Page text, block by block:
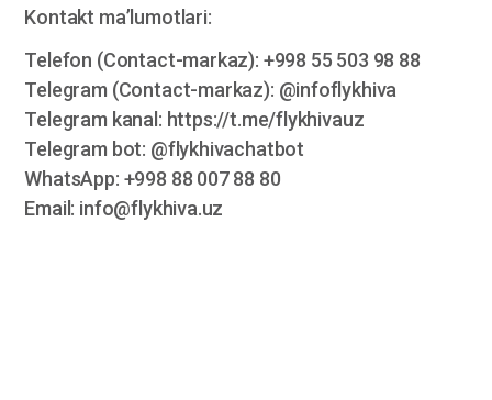
Kontakt ma’lumotlari:
Telefon (Contact-markaz): +998 55 503 98 88
Telegram (Contact-markaz): @infoflykhiva
Telegram kanal: https://t.me/flykhivauz
Telegram bot: @flykhivachatbot
WhatsApp: +998 88 007 88 80
Email: info@flykhiva.uz